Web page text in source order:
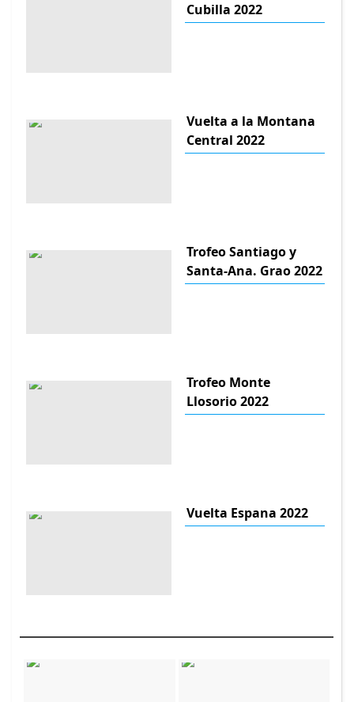
Cubilla 2022
Vuelta a la Montana
Central 2022
Trofeo Santiago y
Santa-Ana. Grao 2022
Trofeo Monte
Llosorio 2022
Vuelta Espana 2022